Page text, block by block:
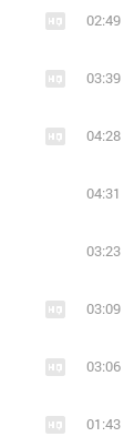
02:49
03:39
04:28
04:31
03:23
03:09
03:06
01:43